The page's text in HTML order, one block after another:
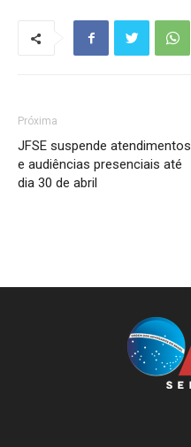
Próxima
JFSE suspende atendimentos
e audiências presenciais até
dia 30 de abril